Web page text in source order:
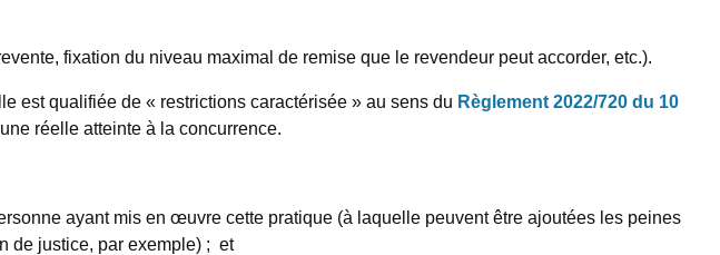
fixation du niveau maximal de remise que le revendeur peut accorder, etc.).
est qualifiée de « restrictions caractérisée » au sens du Règlement 2022/720 du 10
réelle atteinte à la concurrence.
ayant mis en œuvre cette pratique (à laquelle peuvent être ajoutées les peines
de justice, par exemple) ; et